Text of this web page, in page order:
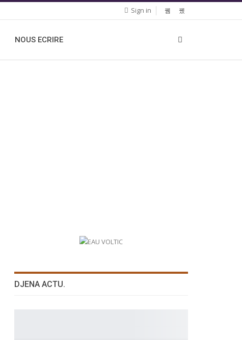
Sign in
NOUS ECRIRE
DJENA ACTU.